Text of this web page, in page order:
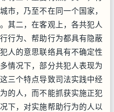
市，乃至不在同一个国家，
其二，在客观上，各共犯人
行为、帮助行为都具有隐蔽
人的意思联络具有不确定性
情况下，部分共犯人表现为
三个特点导致司法实践中经
的人，而不能抓获实施正犯
下，对实施帮助行为的人以